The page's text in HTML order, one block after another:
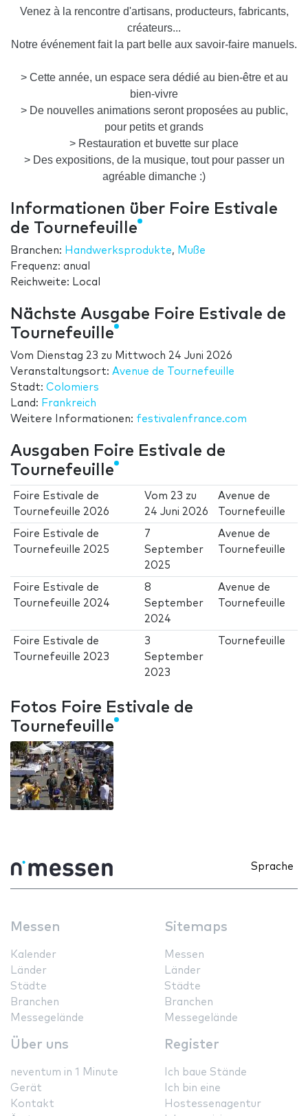
Venez à la rencontre d'artisans, producteurs, fabricants,
créateurs...
Notre événement fait la part belle aux savoir-faire manuels.
> Cette année, un espace sera dédié au bien-être et au
bien-vivre
> De nouvelles animations seront proposées au public,
pour petits et grands
> Restauration et buvette sur place
> Des expositions, de la musique, tout pour passer un
agréable dimanche :)
Informationen über Foire Estivale
de Tournefeuille
Branchen: Handwerksprodukte, Muße
Frequenz: anual
Reichweite: Local
Nächste Ausgabe Foire Estivale de
Tournefeuille
Vom Dienstag 23 zu Mittwoch 24 Juni 2026
Veranstaltungsort: Avenue de Tournefeuille
Stadt: Colomiers
Land: Frankreich
Weitere Informationen: festivalenfrance.com
Ausgaben Foire Estivale de
Tournefeuille
Foire Estivale de
Tournefeuille 2026
Vom 23 zu
24 Juni 2026
Avenue de
Tournefeuille
Foire Estivale de
Tournefeuille 2025
7
September
2025
Avenue de
Tournefeuille
Foire Estivale de
Tournefeuille 2024
8
September
2024
Avenue de
Tournefeuille
Foire Estivale de
Tournefeuille 2023
3
September
2023
Tournefeuille
Fotos Foire Estivale de
Tournefeuille
Sprache
Messen
Kalender
Länder
Städte
Branchen
Messegelände
Sitemaps
Messen
Länder
Städte
Branchen
Messegelände
Über uns
neventum in 1 Minute
Gerät
Kontakt
Register
Ich baue Stände
Ich bin eine
Hostessenagentur